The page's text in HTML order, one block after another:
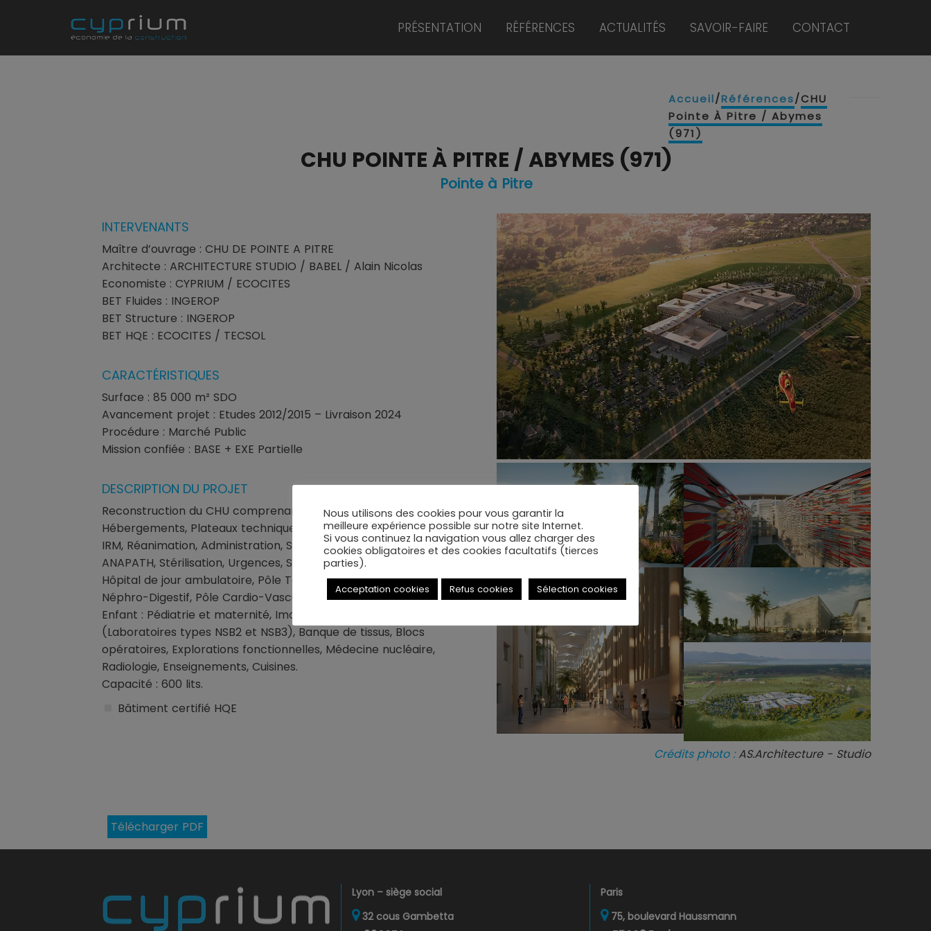
PRÉSENTATION RÉFÉRENCES ACTUALITÉS SAVOIR-FAIRE CONTACT
Accueil/Références/CHU
Pointe À Pitre / Abymes
(971)
CHU POINTE À PITRE / ABYMES (971)
Pointe à Pitre
INTERVENANTS
Maître d’ouvrage : CHU DE POINTE A PITRE
Architecte : ARCHITECTURE STUDIO / BABEL / Alain Nicolas
Economiste : CYPRIUM / ECOCITES
BET Fluides : INGEROP
BET Structure : INGEROP
BET HQE : ECOCITES / TECSOL
CARACTÉRISTIQUES
Surface : 85 000 m² SDO
Avancement projet : Etudes 2012/2015 – Livraison 2024
Procédure : Marché Public
Mission confiée : BASE + EXE Partielle
DESCRIPTION DU PROJET
Reconstruction du CHU comprenant :
Hébergements, Plateaux techniques, Service d’accueil de dialyse,
IRM, Réanimation, Administration, SAMU, Logistique, Morgue,
ANAPATH, Stérilisation, Urgences, Soins critiques, interventionnel,
Hôpital de jour ambulatoire, Pôle Tête-cou-locomoteur, Pôle Uro-
Néphro-Digestif, Pôle Cardio-Vasculaire-Respiratoire, Pôle Mère
Enfant : Pédiatrie et maternité, Imagerie, Pôle Laboratoires
(Laboratoires types NSB2 et NSB3), Banque de tissus, Blocs
opératoires, Explorations fonctionnelles, Médecine nucléaire,
Radiologie, Enseignements, Cuisines.
Capacité : 600 lits.
Bâtiment certifié HQE
Crédits photo : AS.Architecture - Studio
Télécharger PDF
Lyon – siège social
32 cous Gambetta
Paris
75, boulevard Haussmann
Nous utilisons des cookies pour vous garantir la
meilleure expérience possible sur notre site Internet.
Si vous continuez la navigation vous allez charger des
cookies obligatoires et des cookies facultatifs (tierces
parties).
Acceptation cookies Refus cookies Sélection cookies